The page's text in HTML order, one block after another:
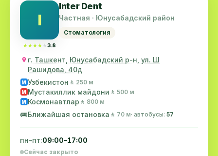
I
★★★★★
★★★★★3.8
Inter Dent
Частная · Юнусабадский район
Стоматология
г. Ташкент, Юнусабадский р-н, ул. Ш
Рашидова, 40д
M Узбекистон 🚶 250 м
M Мустакиллик майдони 🚶 500 м
M Космонавтлар 🚶 800 м
🚌Ближайшая остановка 🚶 70 м· автобусы: 57
пн–пт:09:00–17:00
Сейчас закрыто